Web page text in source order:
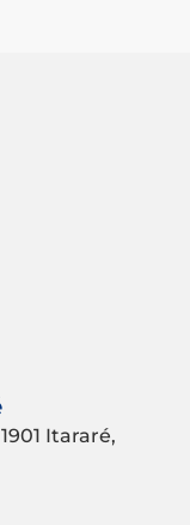
Itararé,